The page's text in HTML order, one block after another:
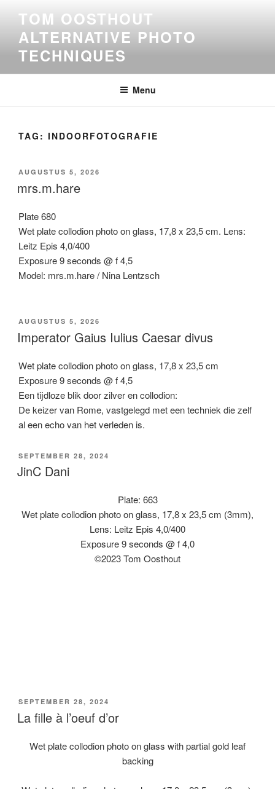
inhoud
TOM OOSTHOUT
ALTERNATIVE PHOTO
TECHNIQUES
Menu
TAG: INDOORFOTOGRAFIE
GEPLAATST
AUGUSTUS 5, 2026
mrs.m.hare
Plate 680
Wet plate collodion photo on glass, 17,8 x 23,5 cm. Lens:
Leitz Epis 4,0/400
Exposure 9 seconds @ f 4,5
Model: mrs.m.hare / Nina Lentzsch
GEPLAATST
OP
AUGUSTUS 5, 2026
Imperator Gaius Iulius Caesar divus
Wet plate collodion photo on glass, 17,8 x 23,5 cm
Exposure 9 seconds @ f 4,5
Een tijdloze blik door zilver en collodion:
De keizer van Rome, vastgelegd met een techniek die zelf
al een echo van het verleden is.
GEPLAATST
OP
SEPTEMBER 28, 2024
JinC Dani
Plate: 663
Wet plate collodion photo on glass, 17,8 x 23,5 cm (3mm),
Lens: Leitz Epis 4,0/400
Exposure 9 seconds @ f 4,0
©2023 Tom Oosthout
GEPLAATST
OP
SEPTEMBER 28, 2024
La fille à l’oeuf d’or
Wet plate collodion photo on glass with partial gold leaf
backing